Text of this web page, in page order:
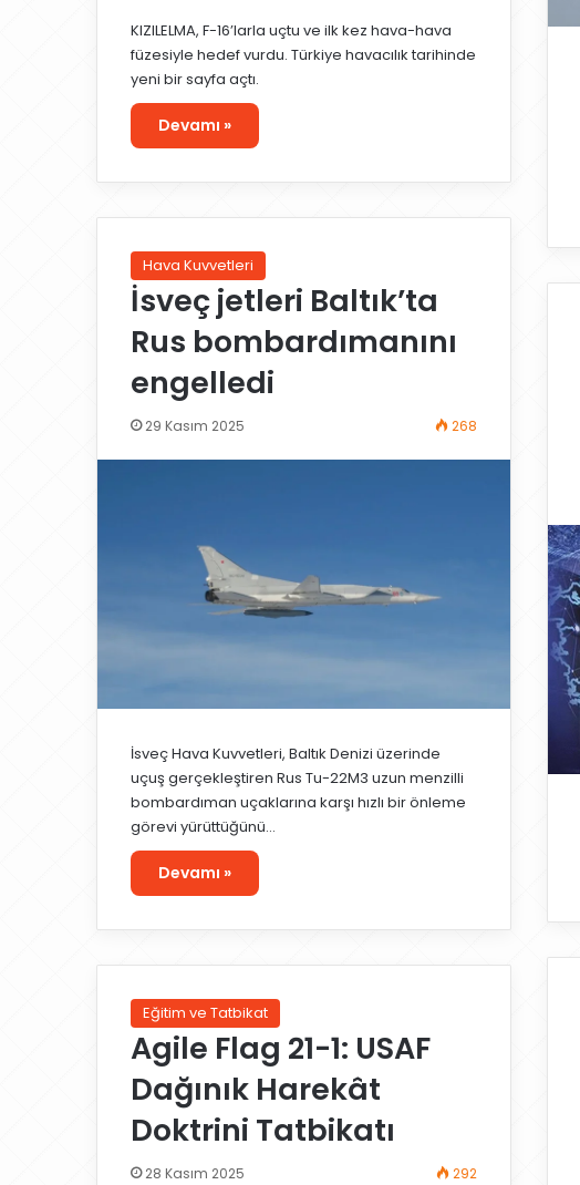
KIZILELMA, F-16’larla uçtu ve ilk kez hava-hava
füzesiyle hedef vurdu. Türkiye havacılık tarihinde
yeni bir sayfa açtı.
Devamı »
Hava Kuvvetleri
İsveç jetleri Baltık’ta
Rus bombardımanını
engelledi
29 Kasım 2025 268
İsveç Hava Kuvvetleri, Baltık Denizi üzerinde
uçuş gerçekleştiren Rus Tu-22M3 uzun menzilli
bombardıman uçaklarına karşı hızlı bir önleme
görevi yürüttüğünü…
Devamı »
Eğitim ve Tatbikat
Agile Flag 21-1: USAF
Dağınık Harekât
Doktrini Tatbikatı
28 Kasım 2025 292